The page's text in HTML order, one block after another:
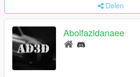
Delen
Abolfazldanaee